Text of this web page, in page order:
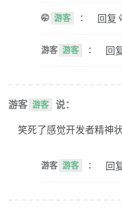
🤭 游客 ： 回复
游客 游客 ： 回
游客 游客 说：
笑死了感觉开发者精神
游客 游客 ： 回